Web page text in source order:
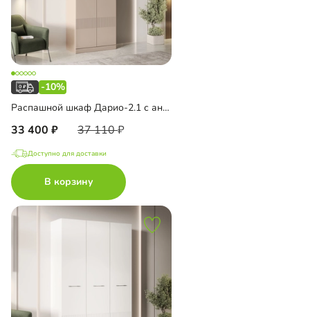
-10%
Распашной шкаф Дарио-2.1 с антресолью
33 400 37 110
Доступно для доставки
В корзину